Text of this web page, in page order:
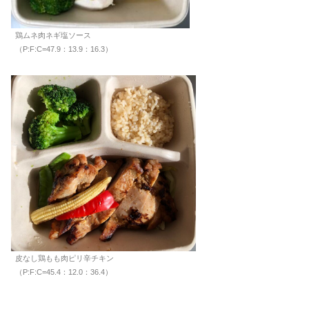
鶏ムネ肉ネギ塩ソース
（P:F:C=47.9：13.9：16.3）
皮なし鶏もも肉ピリ辛チキン
（P:F:C=45.4：12.0：36.4）